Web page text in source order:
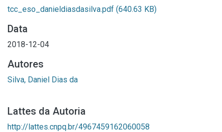
tcc_eso_danieldiasdasilva.pdf (640.63 KB)
Data
2018-12-04
Autores
Silva, Daniel Dias da
Lattes da Autoria
http://lattes.cnpq.br/4967459162060058